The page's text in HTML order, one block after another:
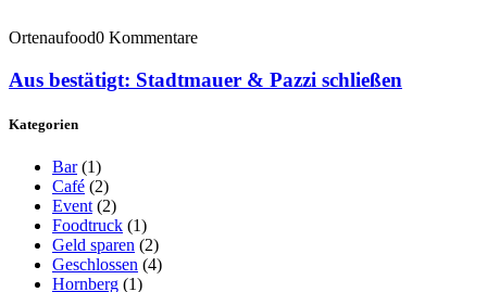
Ortenaufood0 Kommentare
Aus bestätigt: Stadtmauer & Pazzi schließen
Kategorien
Bar (1)
Café (2)
Event (2)
Foodtruck (1)
Geld sparen (2)
Geschlossen (4)
Hornberg (1)